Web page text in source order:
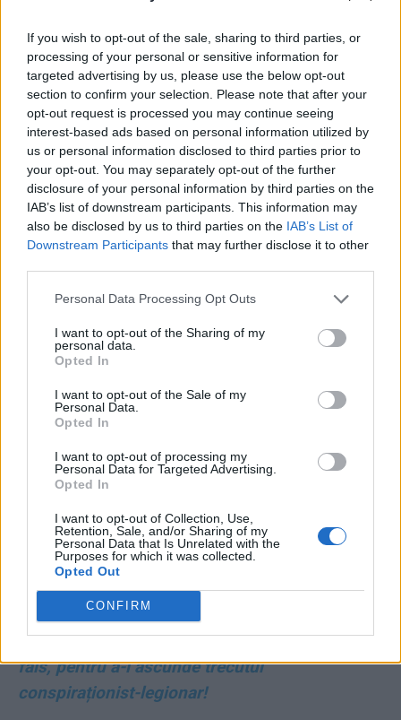
If you wish to opt-out of the sale, sharing to third parties, or
processing of your personal or sensitive information for
targeted advertising by us, please use the below opt-out
section to confirm your selection. Please note that after your
opt-out request is processed you may continue seeing
interest-based ads based on personal information utilized by
us or personal information disclosed to third parties prior to
your opt-out. You may separately opt-out of the further
disclosure of your personal information by third parties on the
IAB’s list of downstream participants. This information may
also be disclosed by us to third parties on the IAB’s List of
Downstream Participants that may further disclose it to other
Personal Data Processing Opt Outs
I want to opt-out of the Sharing of my
personal data.
Opted In
I want to opt-out of the Sale of my
Personal Data.
Opted In
I want to opt-out of processing my
Personal Data for Targeted Advertising.
Opted In
I want to opt-out of Collection, Use,
Retention, Sale, and/or Sharing of my
Personal Data that Is Unrelated with the
Purposes for which it was collected.
Opted Out
CONFIRM
MIHAI RĂZVAN MORARU: PSD bagă România
în criză pentru a-și salva clientela
MARIE-COSETTE HANGANU:Simion nu mai
mizează pe Trump, îl așteaptă pe Vance. 5
motive ale „năpârlirii” sale
VLADIMIR MUNTEANU:Miercurea Trădării –
asasinarea democrației ca ritual. Nicușor Dan a
trădat precum Iuda
DANA HERING:Și totuși, guru va face benzina
un leu! Colonelu’ e de acord
VITALIE COJOCARI:
MATEI UDREA:
dolari!
ANDREI COLȚEA:Evanghelia după Donald
VASILE POPOVICI:
Șarlatanie la Timișoara:
preoții au promovat un senator AUR sub nume
fals, pentru a-i ascunde trecutul
conspiraționist-legionar!